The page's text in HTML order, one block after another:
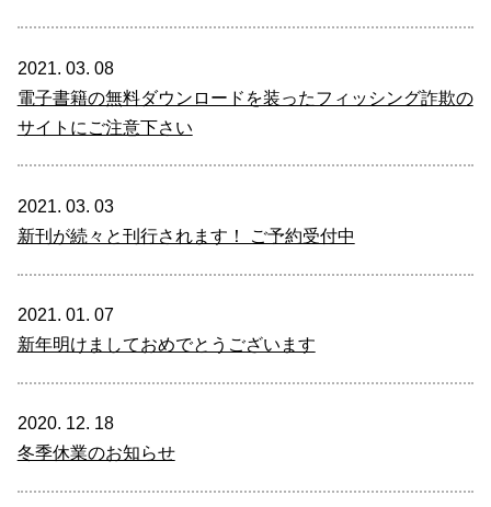
2021. 03. 08
電子書籍の無料ダウンロードを装ったフィッシング詐欺の
サイトにご注意下さい
2021. 03. 03
新刊が続々と刊行されます！ ご予約受付中
2021. 01. 07
新年明けましておめでとうございます
2020. 12. 18
冬季休業のお知らせ